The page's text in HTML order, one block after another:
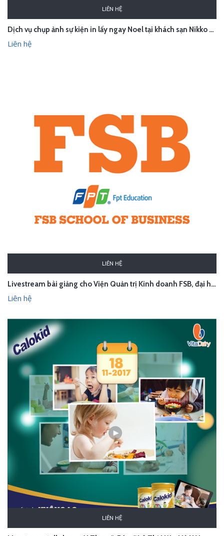
LIÊN HỆ
Dịch vụ chụp ảnh sự kiện in lấy ngay Noel tại khách sạn Nikko Hà Nội
Liên hệ
LIÊN HỆ
Livestream bài giảng cho Viện Quản trị Kinh doanh FSB, đại học FPT - Hà Nội
Liên hệ
LIÊN HỆ